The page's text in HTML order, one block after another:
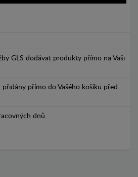
GLS dodávat produkty přímo na Vaši
přímo do Vašého košíku před
dnů.